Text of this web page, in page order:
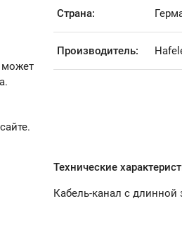
может
Страна:
Производитель:
Технические
Кабель-канал с